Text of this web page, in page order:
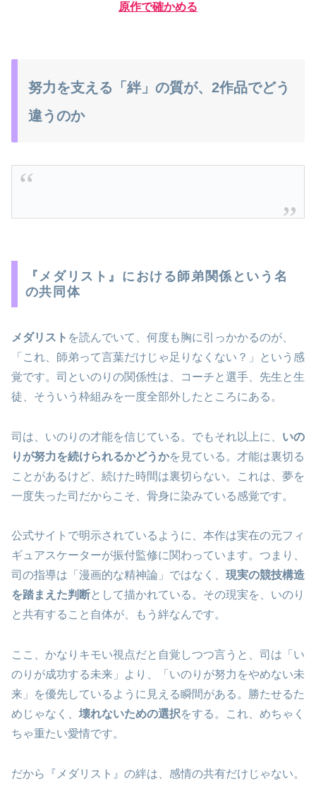
原作で確かめる
努力を支える「絆」の質が、2作品でどう
違うのか
『メダリスト』における師弟関係という名
の共同体
メダリスト を読んでいて、何度も胸に引っかかるのが、
「これ、師弟って言葉だけじゃ足りなくない？」という感
覚です。司といのりの関係性は、コーチと選手、先生と生
徒、そういう枠組みを一度全部外したところにある。
司は、いのりの才能を信じている。でもそれ以上に、 いの
りが努力を続けられるかどうかを見ている。才能は裏切る
ことがあるけど、続けた時間は裏切らない。これは、夢を
一度失った司だからこそ、骨身に染みている感覚です。
公式サイトで明示されているように、本作は実在の元フィ
ギュアスケーターが振付監修に関わっています。つまり、
司の指導は「漫画的な精神論」ではなく、 現実の競技構造
を踏まえた判断として描かれている。その現実を、いのり
と共有すること自体が、もう絆なんです。
ここ、かなりキモい視点だと自覚しつつ言うと、司は「い
のりが成功する未来」より、「いのりが努力をやめない未
来」を優先しているように見える瞬間がある。勝たせるた
めじゃなく、 壊れないための選択をする。これ、めちゃく
ちゃ重たい愛情です。
だから『メダリスト』の絆は、感情の共有だけじゃない。